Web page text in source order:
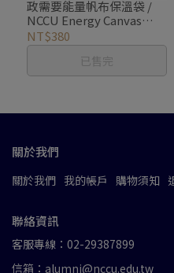
政需要能量帆布保溫袋 /
NCCU Energy Canvas
Insulated Bag
NT$380
已售完
關於我們
關於我們 我的帳戶 購物須知
聯絡資訊
客服專線：02-29387899
信箱：alumni@nccu.edu.tw